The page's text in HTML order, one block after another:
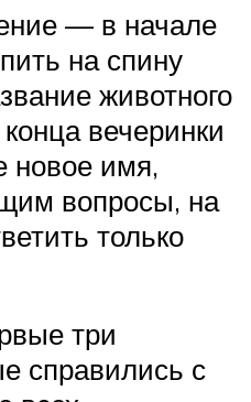
— в начале
на спину
животного
вечеринки
новое имя,
вопросы, на
только
три
справились с